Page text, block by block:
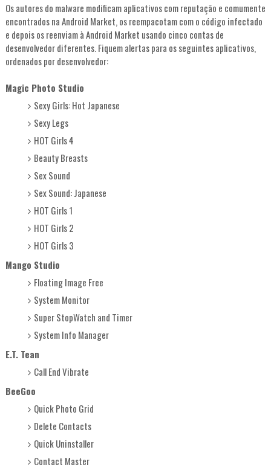
Os autores do malware modificam aplicativos com reputação e comumente
encontrados na Android Market, os reempacotam com o código infectado
e depois os reenviam à Android Market usando cinco contas de
desenvolvedor diferentes. Fiquem alertas para os seguintes aplicativos,
ordenados por desenvolvedor:
Magic Photo Studio
Sexy Girls: Hot Japanese
Sexy Legs
HOT Girls 4
Beauty Breasts
Sex Sound
Sex Sound: Japanese
HOT Girls 1
HOT Girls 2
HOT Girls 3
Mango Studio
Floating Image Free
System Monitor
Super StopWatch and Timer
System Info Manager
E.T. Tean
Call End Vibrate
BeeGoo
Quick Photo Grid
Delete Contacts
Quick Uninstaller
Contact Master